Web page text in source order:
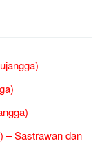
– Sastrawan dan